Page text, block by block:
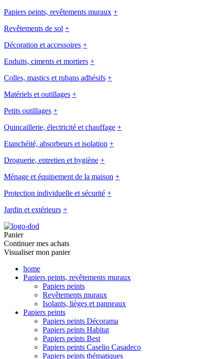
Papiers peints, revêtements muraux +
Revêtements de sol +
Décoration et accessoires +
Enduits, ciments et mortiers +
Colles, mastics et rubans adhésifs +
Matériels et outillages +
Petits outillages +
Quincaillerie, électricité et chauffage +
Etanchéité, absorbeurs et isolation +
Droguerie, entretien et hygiène +
Ménage et équipement de la maison +
Protection individuelle et sécurité +
Jardin et extérieurs +
Panier
Continuer mes achats
Visualiser mon panier
home
Papiers peints, revêtements muraux
Papiers peints
Revêtements muraux
Isolants, lièges et panneaux
Papiers peints
Papiers peints Décorama
Papiers peints Habitat
Papiers peints Best
Papiers peints Caselio Casadeco
Papiers peints thématiques